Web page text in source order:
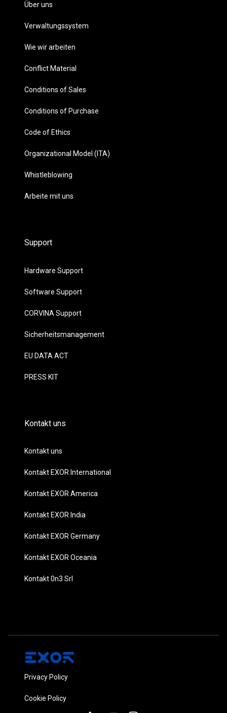
Über uns
Verwaltungssystem
Wie wir arbeiten
Conflict Material
Conditions of Sales
Conditions of Purchase
Code of Ethics
Organizational Model (ITA)
Whistleblowing
Arbeite mit uns
Support
Hardware Support
Software Support
CORVINA Support
Sicherheitsmanagement
EU DATA ACT
PRESS KIT
Kontakt uns
Kontakt uns
Kontakt EXOR International
Kontakt EXOR America
Kontakt EXOR India
Kontakt EXOR Germany
Kontakt EXOR Oceania
Kontakt 0n3 Srl
Privacy Policy
Cookie Policy